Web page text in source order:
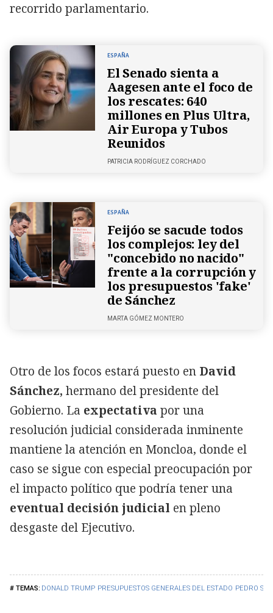
DONALD TRUMP PRESUPUESTOS GENERALES DEL ESTADO PEDRO
recorrido parlamentario.
ESPAÑA
El Senado sienta a
Aagesen ante el foco de
los rescates: 640
millones en Plus Ultra,
Air Europa y Tubos
Reunidos
PATRICIA RODRÍGUEZ CORCHADO
ESPAÑA
Feijóo se sacude todos
los complejos: ley del
"concebido no nacido"
frente a la corrupción y
los presupuestos 'fake'
de Sánchez
MARTA GÓMEZ MONTERO
Otro de los focos estará puesto en David
Sánchez, hermano del presidente del
Gobierno. La expectativa por una
resolución judicial considerada inminente
mantiene la atención en Moncloa, donde el
caso se sigue con especial preocupación por
el impacto político que podría tener una
eventual decisión judicial en pleno
desgaste del Ejecutivo.